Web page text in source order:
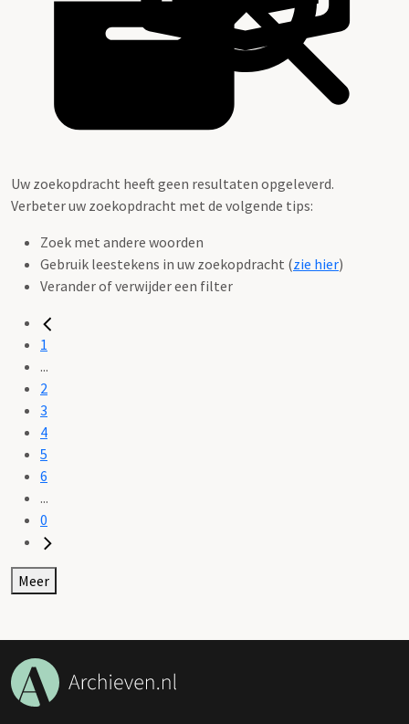
Uw zoekopdracht heeft geen resultaten opgeleverd.
Verbeter uw zoekopdracht met de volgende tips:
Zoek met andere woorden
Gebruik leestekens in uw zoekopdracht (zie hier)
Verander of verwijder een filter
1
...
2
3
4
5
6
...
0
Meer